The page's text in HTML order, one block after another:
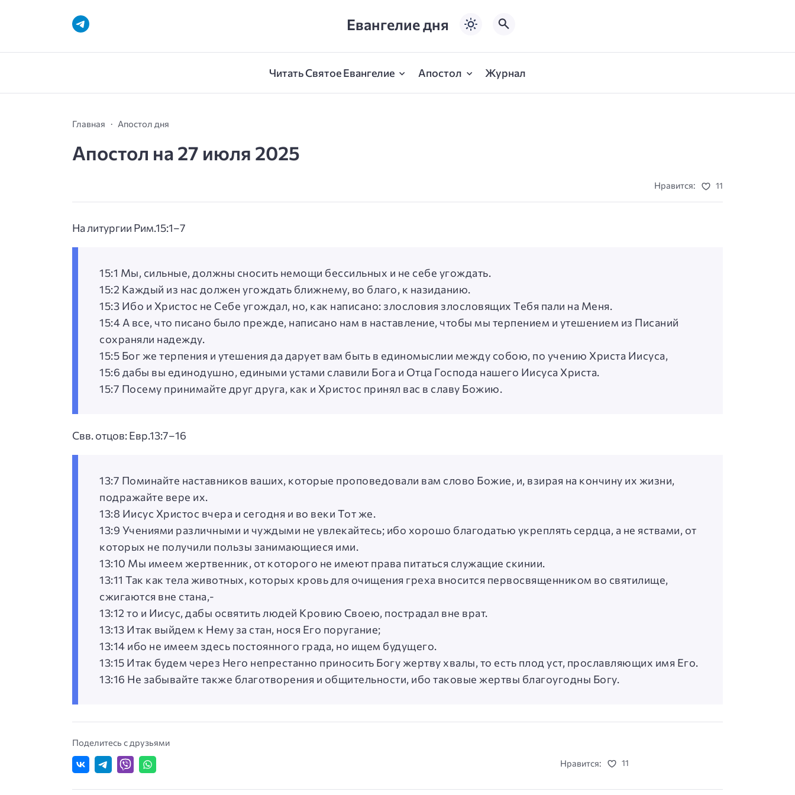
Евангелие дня
Читать Святое Евангелие Апостол Журнал
Главная Апостол дня
Апостол на 27 июля 2025
Нравится: 11
На литургии Рим.15:1–7
15:1 Мы, сильные, должны сносить немощи бессильных и не себе угождать.
15:2 Каждый из нас должен угождать ближнему, во благо, к назиданию.
15:3 Ибо и Христос не Себе угождал, но, как написано: злословия злословящих Тебя пали на Меня.
15:4 А все, что писано было прежде, написано нам в наставление, чтобы мы терпением и утешением из Писаний
сохраняли надежду.
15:5 Бог же терпения и утешения да дарует вам быть в единомыслии между собою, по учению Христа Иисуса,
15:6 дабы вы единодушно, едиными устами славили Бога и Отца Господа нашего Иисуса Христа.
15:7 Посему принимайте друг друга, как и Христос принял вас в славу Божию.
Свв. отцов: Евр.13:7–16
13:7 Поминайте наставников ваших, которые проповедовали вам слово Божие, и, взирая на кончину их жизни,
подражайте вере их.
13:8 Иисус Христос вчера и сегодня и во веки Тот же.
13:9 Учениями различными и чуждыми не увлекайтесь; ибо хорошо благодатью укреплять сердца, а не яствами, от
которых не получили пользы занимающиеся ими.
13:10 Мы имеем жертвенник, от которого не имеют права питаться служащие скинии.
13:11 Так как тела животных, которых кровь для очищения греха вносится первосвященником во святилище,
сжигаются вне стана,-
13:12 то и Иисус, дабы освятить людей Кровию Своею, пострадал вне врат.
13:13 Итак выйдем к Нему за стан, нося Его поругание;
13:14 ибо не имеем здесь постоянного града, но ищем будущего.
13:15 Итак будем через Него непрестанно приносить Богу жертву хвалы, то есть плод уст, прославляющих имя Его.
13:16 Не забывайте также благотворения и общительности, ибо таковые жертвы благоугодны Богу.
Поделитесь с друзьями
Нравится:
11